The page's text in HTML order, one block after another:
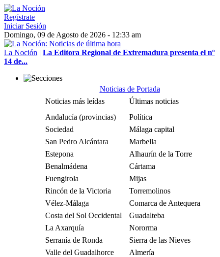
Regístrate
Iniciar Sesión
Domingo, 09 de Agosto de 2026 - 12:33 am
La Noción | La Editora Regional de Extremadura presenta el nº
14 de...
Noticias de Portada
Noticias más leídas
Últimas noticias
Andalucía (provincias)
Política
Sociedad
Málaga capital
San Pedro Alcántara
Marbella
Estepona
Alhaurín de la Torre
Benalmádena
Cártama
Fuengirola
Mijas
Rincón de la Victoria
Torremolinos
Vélez-Málaga
Comarca de Antequera
Costa del Sol Occidental
Guadalteba
La Axarquía
Nororma
Serranía de Ronda
Sierra de las Nieves
Valle del Guadalhorce
Almería